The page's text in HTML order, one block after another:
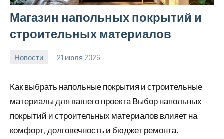
Магазин напольных покрытий и
строительных материалов
Новости 21 июля 2026
Как выбрать напольные покрытия и строительные
материалы для вашего проекта Выбор напольных
покрытий и строительных материалов влияет на
комфорт, долговечность и бюджет ремонта.